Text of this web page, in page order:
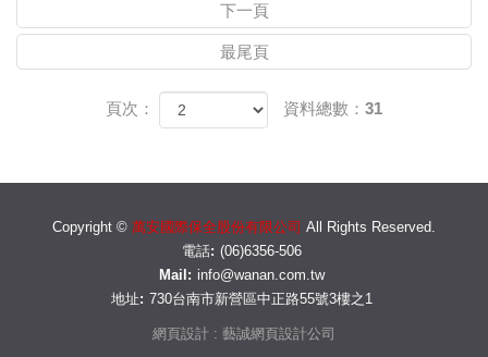
下一頁
最尾頁
頁次： 資料總數：31
Copyright © 萬安國際保全股份有限公司 All Rights Reserved.
電話: (06)6356-506
Mail: info@wanan.com.tw
地址: 730台南市新營區中正路55號3樓之1
網頁設計 : 藝誠網頁設計公司